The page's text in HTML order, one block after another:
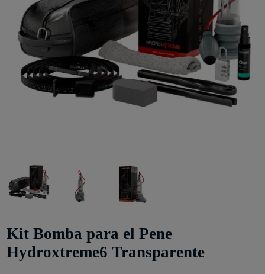
Kit Bomba para el Pene
Hydroxtreme6 Transparente